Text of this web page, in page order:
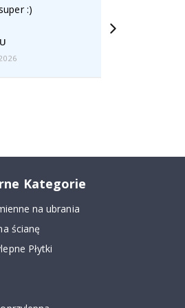
:)
Kategorie
na ubrania
ścianę
Płytki